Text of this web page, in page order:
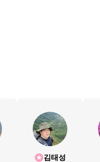
김태성